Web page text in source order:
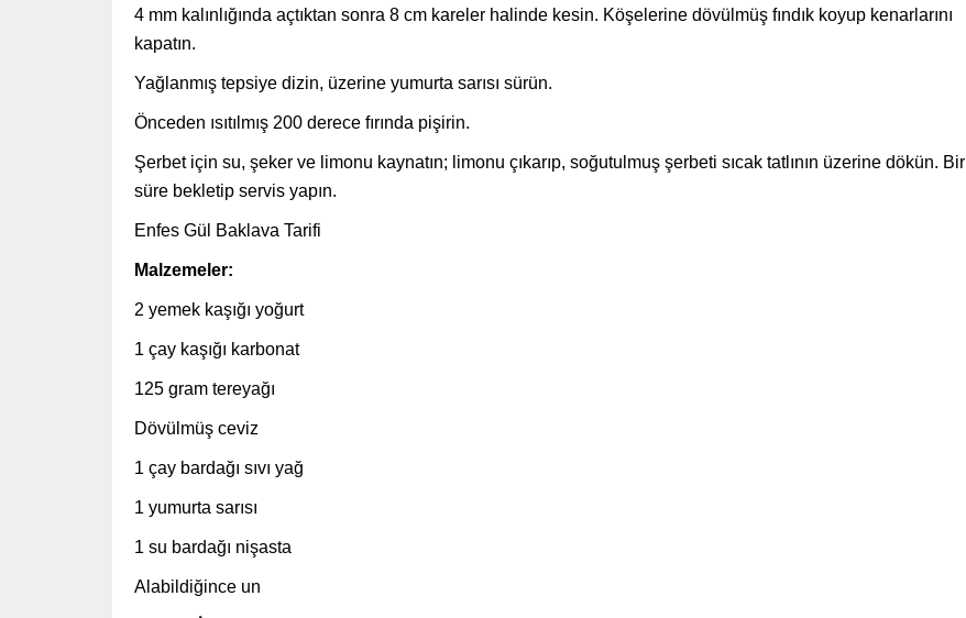
4 mm kalınlığında açtıktan sonra 8 cm kareler halinde kesin. Köşelerine dövülmüş fındık koyup kenarlarını
kapatın.
Yağlanmış tepsiye dizin, üzerine yumurta sarısı sürün.
Önceden ısıtılmış 200 derece fırında pişirin.
Şerbet için su, şeker ve limonu kaynatın; limonu çıkarıp, soğutulmuş şerbeti sıcak tatlının üzerine dökün. Bir
süre bekletip servis yapın.
Enfes Gül Baklava Tarifi
Malzemeler:
2 yemek kaşığı yoğurt
1 çay kaşığı karbonat
125 gram tereyağı
Dövülmüş ceviz
1 çay bardağı sıvı yağ
1 yumurta sarısı
1 su bardağı nişasta
Alabildiğince un